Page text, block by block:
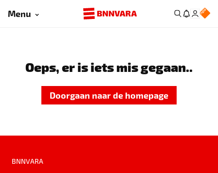
Menu
Oeps, er is iets mis gegaan..
Doorgaan naar de homepage
BNNVARA